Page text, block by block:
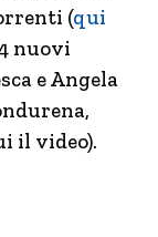
(qui
nuovi
e Angela
il video).